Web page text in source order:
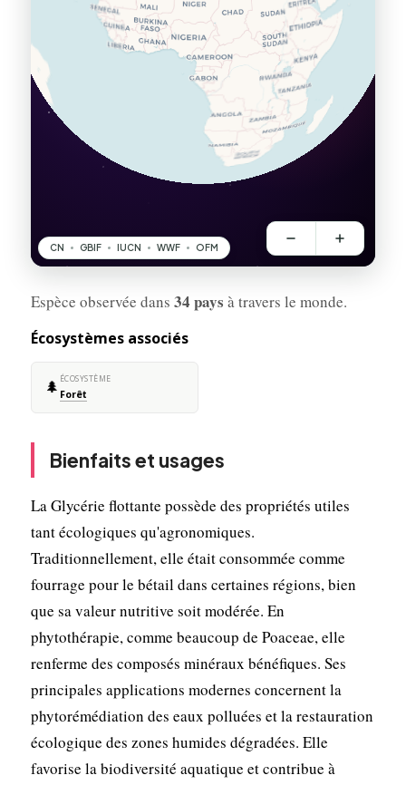
Espèce observée dans 34 pays à travers le monde.
Écosystèmes associés
🌲 ÉCOSYSTÈME
Forêt
Bienfaits et usages
La Glycérie flottante possède des propriétés utiles
tant écologiques qu'agronomiques.
Traditionnellement, elle était consommée comme
fourrage pour le bétail dans certaines régions, bien
que sa valeur nutritive soit modérée. En
phytothérapie, comme beaucoup de Poaceae, elle
renferme des composés minéraux bénéfiques. Ses
principales applications modernes concernent la
phytorémédiation des eaux polluées et la restauration
écologique des zones humides dégradées. Elle
favorise la biodiversité aquatique et contribue à